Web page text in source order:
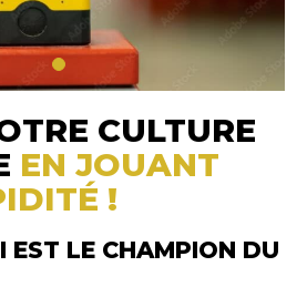
CULTURE
EN JOUANT
!
EST LE CHAMPION DU